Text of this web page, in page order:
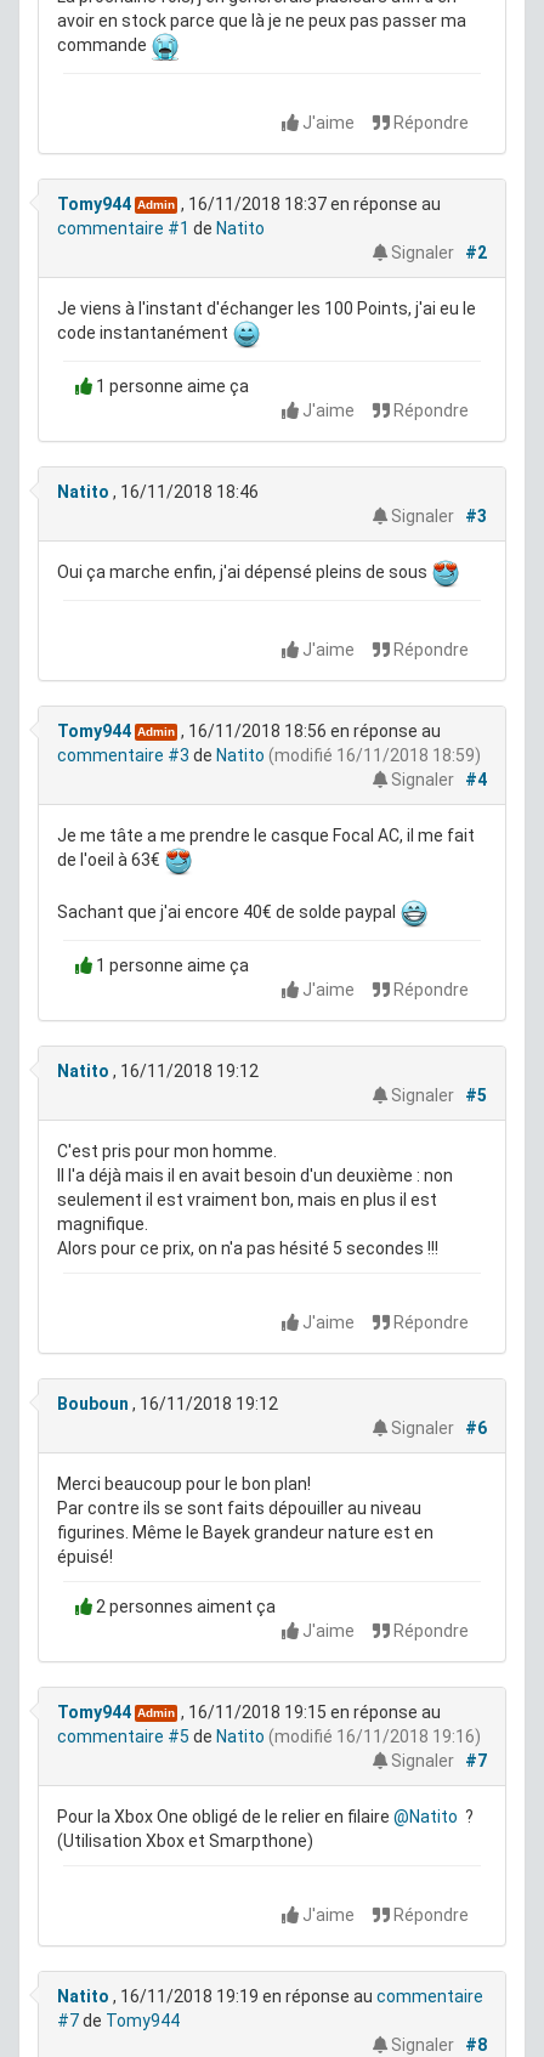
avoir en stock parce que là je ne peux pas passer ma
commande
J'aime Répondre
Tomy944 Admin , 16/11/2018 18:37en réponse au
commentaire #1 de Natito
Signaler
#2
Je viens à l'instant d'échanger les 100 Points, j'ai eu le
code instantanément
1 personne aime ça
J'aime
Répondre
Natito , 16/11/2018 18:46
Signaler
#3
Oui ça marche enfin, j'ai dépensé pleins de sous
J'aime Répondre
Tomy944 Admin , 16/11/2018 18:56 en réponse au
commentaire #3 de Natito (modifié 16/11/2018 18:59)
Signaler
#4
Je me tâte a me prendre le casque Focal AC, il me fait
de l'oeil à 63€
Sachant que j'ai encore 40€ de solde paypal
1 personne aime ça
J'aime
Répondre
Natito , 16/11/2018 19:12
Signaler
#5
C'est pris pour mon homme.
Il l'a déjà mais il en avait besoin d'un deuxième : non
seulement il est vraiment bon, mais en plus il est
magnifique.
Alors pour ce prix, on n'a pas hésité 5 secondes !!!
J'aime Répondre
Bouboun , 16/11/2018 19:12
Signaler
#6
Merci beaucoup pour le bon plan!
Par contre ils se sont faits dépouiller au niveau
figurines. Même le Bayek grandeur nature est en
épuisé!
2 personnes aiment ça
J'aime
Répondre
Tomy944 Admin , 16/11/2018 19:15 en réponse au
commentaire #5 de Natito (modifié 16/11/2018 19:16)
Signaler
#7
Pour la Xbox One obligé de le relier en filaire @Natito ?
(Utilisation Xbox et Smarpthone)
J'aime Répondre
Natito , 16/11/2018 19:19 en réponse au commentaire
#7de Tomy944
Signaler
#8